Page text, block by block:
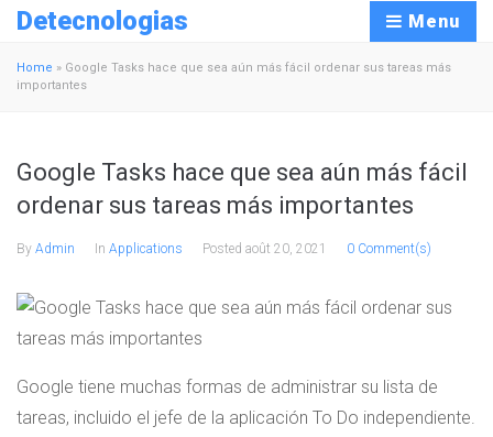
Detecnologias Menu
Home » Google Tasks hace que sea aún más fácil ordenar sus tareas más
importantes
Google Tasks hace que sea aún más fácil
ordenar sus tareas más importantes
By Admin In Applications Posted août 20, 2021 0 Comment(s)
Google tiene muchas formas de administrar su lista de
tareas, incluido el jefe de la aplicación To Do independiente.